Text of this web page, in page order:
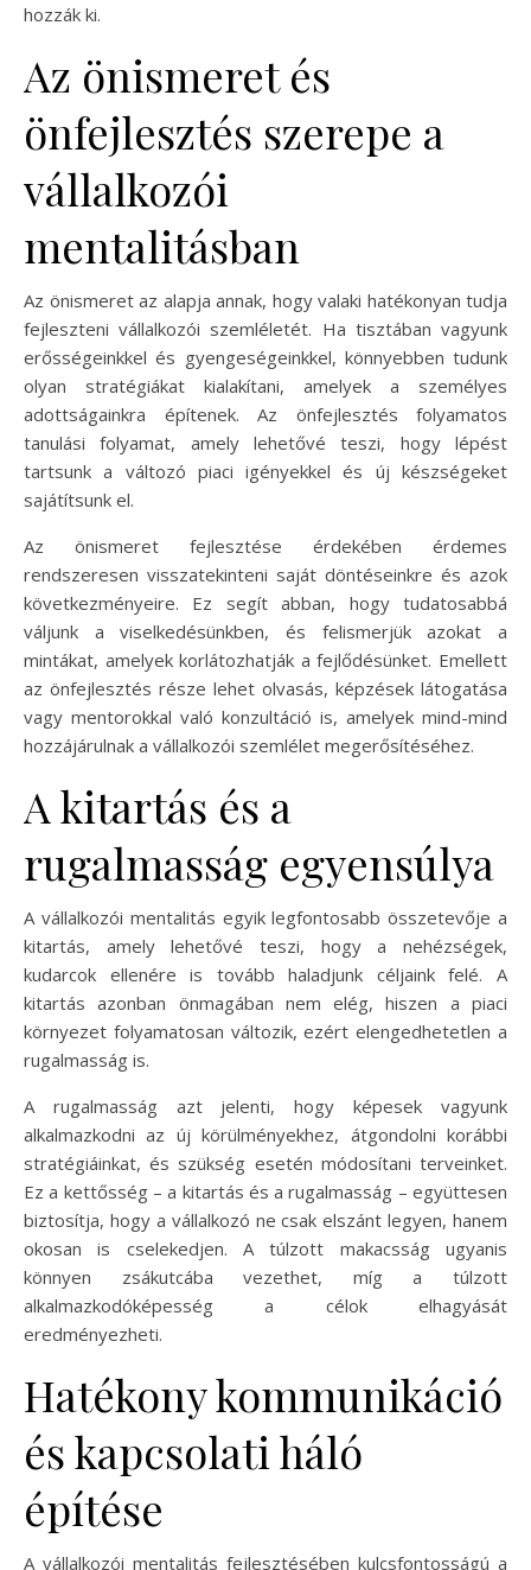
hozzák ki.
Az önismeret és
önfejlesztés szerepe a
vállalkozói
mentalitásban
Az önismeret az alapja annak, hogy valaki hatékonyan tudja
fejleszteni vállalkozói szemléletét. Ha tisztában vagyunk
erősségeinkkel és gyengeségeinkkel, könnyebben tudunk
olyan stratégiákat kialakítani, amelyek a személyes
adottságainkra építenek. Az önfejlesztés folyamatos
tanulási folyamat, amely lehetővé teszi, hogy lépést
tartsunk a változó piaci igényekkel és új készségeket
sajátítsunk el.
Az önismeret fejlesztése érdekében érdemes
rendszeresen visszatekinteni saját döntéseinkre és azok
következményeire. Ez segít abban, hogy tudatosabbá
váljunk a viselkedésünkben, és felismerjük azokat a
mintákat, amelyek korlátozhatják a fejlődésünket. Emellett
az önfejlesztés része lehet olvasás, képzések látogatása
vagy mentorokkal való konzultáció is, amelyek mind-mind
hozzájárulnak a vállalkozói szemlélet megerősítéséhez.
A kitartás és a
rugalmasság egyensúlya
A vállalkozói mentalitás egyik legfontosabb összetevője a
kitartás, amely lehetővé teszi, hogy a nehézségek,
kudarcok ellenére is tovább haladjunk céljaink felé. A
kitartás azonban önmagában nem elég, hiszen a piaci
környezet folyamatosan változik, ezért elengedhetetlen a
rugalmasság is.
A rugalmasság azt jelenti, hogy képesek vagyunk
alkalmazkodni az új körülményekhez, átgondolni korábbi
stratégiáinkat, és szükség esetén módosítani terveinket.
Ez a kettősség – a kitartás és a rugalmasság – együttesen
biztosítja, hogy a vállalkozó ne csak elszánt legyen, hanem
okosan is cselekedjen. A túlzott makacsság ugyanis
könnyen zsákutcába vezethet, míg a túlzott
alkalmazkodóképesség a célok elhagyását
eredményezheti.
Hatékony kommunikáció
és kapcsolati háló
építése
A vállalkozói mentalitás fejlesztésében kulcsfontosságú a